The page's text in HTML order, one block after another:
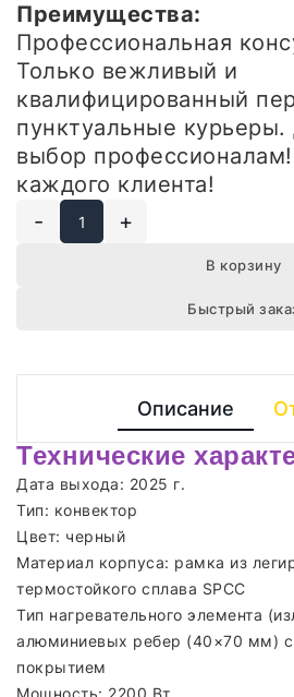
Преимущества:
Профессиональная
Только вежливый и
квалифицированный
пунктуальные курьеры.
выбор
каждого клиента!
-
+
В корзину
Быстрый
Описание
Технические
Дата выхода: 2025 г.
Тип: конвектор
Цвет: черный
Материал корпуса: рамка из
термостойкого сплава SPCC
Тип нагревательного элемента
алюминиевых ребер (40×70 мм)
покрытием
Мощность: 2200 Вт